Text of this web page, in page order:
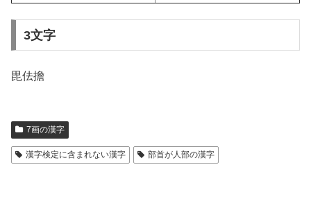
3文字
毘佉擔
7画の漢字
漢字検定に含まれない漢字 部首が人部の漢字